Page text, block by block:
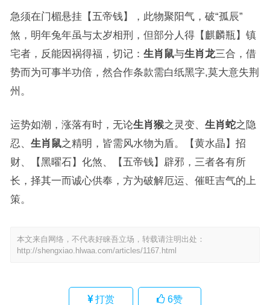
急须在门楣悬挂【五帝钱】，此物聚阳气，破“孤辰”
煞，明年兔年虽与太岁相刑，但部分人得【麒麟瓶】镇
宅者，反能因祸得福，切记： 生肖鼠与生肖龙三合，借
势而为可事半功倍，然合作条款需白纸黑字,莫大意失荆
州。
运势如潮，涨落有时，无论生肖猴之灵变、 生肖蛇之隐
忍、 生肖鼠之精明，皆需风水物为盾。【黄水晶】招
财、【黑曜石】化煞、【五帝钱】辟邪，三者各有所
长，择其一而诚心供奉，方为破解厄运、催旺吉气的上
策。
本文来自网络，不代表好睐吾立场，转载请注明出处：
http://shengxiao.hlwaa.com/articles/1167.html
打赏 6赞